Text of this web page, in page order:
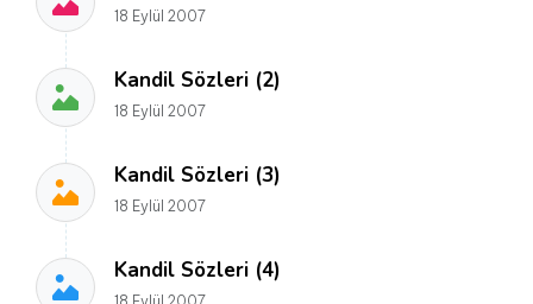
18 Eylül 2007
Kandil Sözleri (2)
18 Eylül 2007
Kandil Sözleri (3)
18 Eylül 2007
Kandil Sözleri (4)